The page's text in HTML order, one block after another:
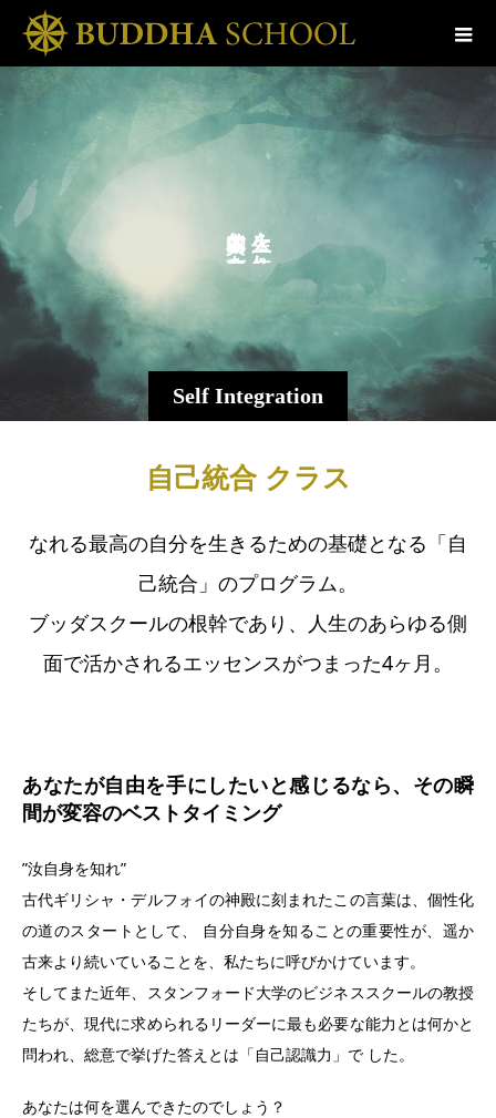
Self Integration
を
し
な
を
こ
自己統合 クラス
なれる最高の自分を生きるための基礎となる「自
己統合」のプログラム。
ブッダスクールの根幹であり、人生のあらゆる側
面で活かされるエッセンスがつまった4ヶ月。
あなたが自由を手にしたいと感じるなら、その瞬
間が変容のベストタイミング
”汝自身を知れ”
古代ギリシャ・デルフォイの神殿に刻まれたこの言葉は、個性化
の道のスタートとして、 自分自身を知ることの重要性が、遥か
古来より続いていることを、私たちに呼びかけています。
そしてまた近年、スタンフォード大学のビジネススクールの教授
たちが、現代に求められるリーダーに最も必要な能力とは何かと
問われ、総意で挙げた答えとは「自己認識力」で した。
あなたは何を選んできたのでしょう？